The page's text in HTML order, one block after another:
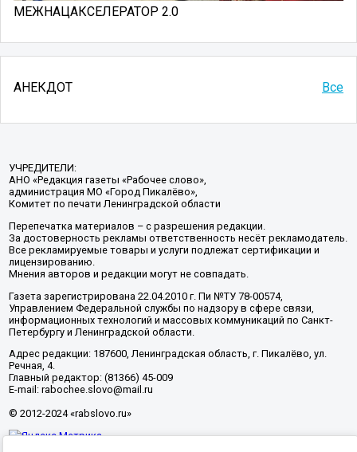
МЕЖНАЦАКСЕЛЕРАТОР 2.0
АНЕКДОТ Все
УЧРЕДИТЕЛИ:
АНО «Редакция газеты «Рабочее слово»,
администрация МО «Город Пикалёво»,
Комитет по печати Ленинградской области
Перепечатка материалов – с разрешения редакции.
За достоверность рекламы ответственность несёт рекламодатель.
Все рекламируемые товары и услуги подлежат сертификации и
лицензированию.
Мнения авторов и редакции могут не совпадать.
Газета зарегистрирована 22.04.2010 г. Пи №ТУ 78-00574,
Управлением Федеральной службы по надзору в сфере связи,
информационных технологий и массовых коммуникаций по Санкт-
Петербургу и Ленинградской области.
Адрес редакции: 187600, Ленинградская область, г. Пикалёво, ул.
Речная, 4.
Главный редактор: (81366) 45-009
E-mail: rabochee.slovo@mail.ru
© 2012-2024 «rabslovo.ru»